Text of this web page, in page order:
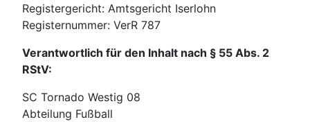
Registergericht: Amtsgericht Iserlohn
Registernummer: VerR 787
Verantwortlich für den Inhalt nach § 55 Abs. 2
RStV:
SC Tornado Westig 08
Abteilung Fußball